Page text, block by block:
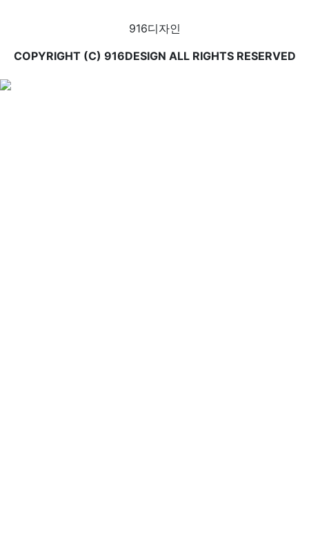
916디자인
COPYRIGHT (C) 916DESIGN ALL RIGHTS RESERVED